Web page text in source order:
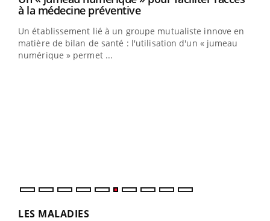
à la médecine préventiveYoutube
Un établissement lié à un groupe mutualiste innove en
matière de bilan de santé : l'utilisation d'un « jumeau
numérique » permet ...
LES MALADIES